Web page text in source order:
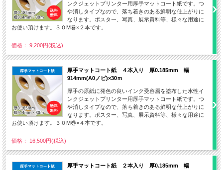
ンクジェットプリンター用厚手マットコート紙です。つ
や消しタイプなので、落ち着きのある鮮明な仕上がりに
なります。ポスター、写真、展示資料等、様々な用途に
お使い頂けます。３０M巻×２本です。
価格： 9,200円(税込)
厚手マットコート紙 ４本入り 厚0.185mm 幅
914mm(A0ノビ)×30ｍ
厚手の原紙に発色の良いインク受容層を塗布した水性イ
ンクジェットプリンター用厚手マットコート紙です。つ
や消しタイプなので、落ち着きのある鮮明な仕上がりに
なります。ポスター、写真、展示資料等、様々な用途に
お使い頂けます。３０M巻×４本です。
価格： 16,500円(税込)
厚手マットコート紙 ２本入り 厚0.185mm 幅